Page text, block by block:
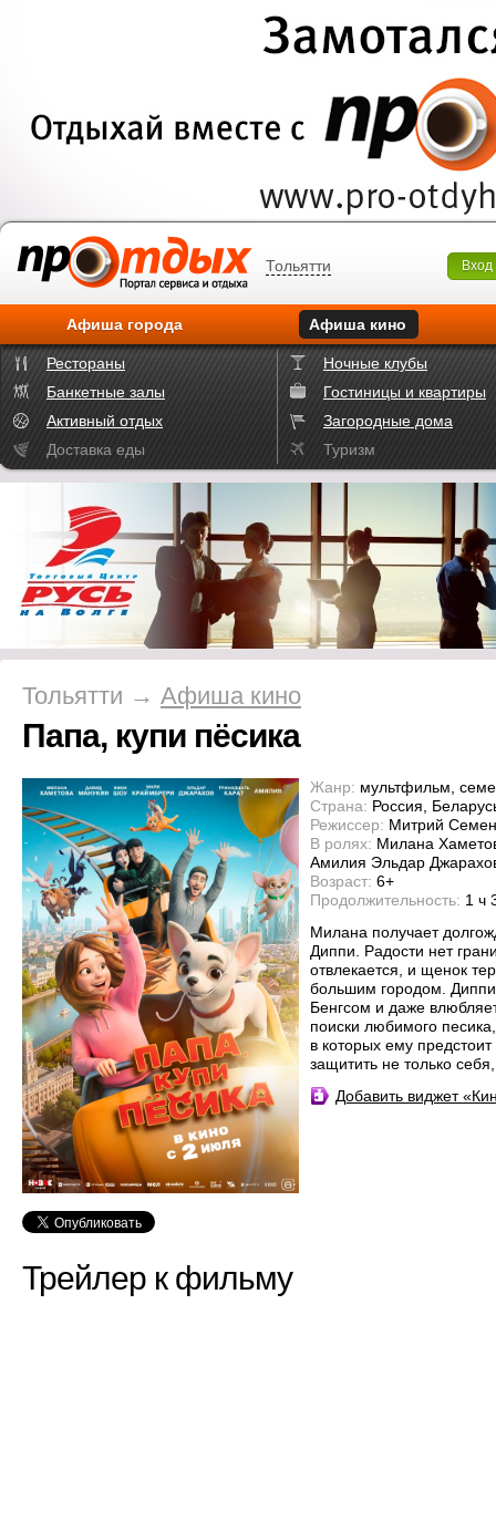
Тольятти Вход
Афиша города Афиша кино
Рестораны
Ночные клубы
Банкетные залы
Гостиницы и квартиры
Активный отдых
Загородные дома
Доставка еды
Туризм
Тольятти → Афиша кино
Папа, купи пёсика
Жанр: мультфильм,
Страна: Россия,
Режиссер: Митрий
В ролях: Милана
Амилия Эльдар
Возраст: 6+
Продолжительность: 1 ч
Милана получает
Диппи. Радости нет
отвлекается, и щенок
большим городом.
Бенгсом и даже
поиски любимого
в которых ему
защитить не только
Добавить виджет
Трейлер к фильму